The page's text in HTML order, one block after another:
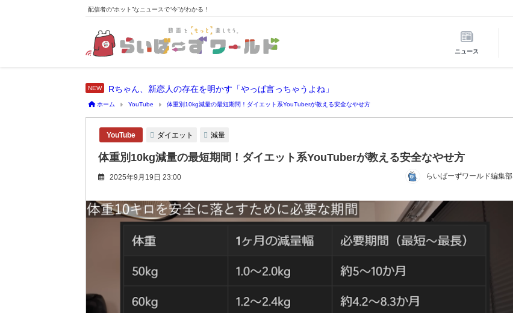
配信者の“ホット”なニュースで“今”がわかる！
ニュース
Rちゃん、新恋人の存在を明かす「やっぱ言っちゃうよね」
ホーム YouTube 体重別10kg減量の最短期間！ダイエット系YouTuberが教える安全なやせ方
YouTube ダイエット 減量
体重別10kg減量の最短期間！ダイエット系YouTuberが教える安全なやせ方
2025年9月19日 23:00 らいばーずワールド編集部